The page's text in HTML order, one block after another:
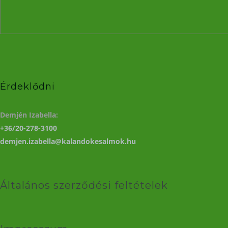
Érdeklődni
Demjén Izabella:
+36/20-278-3100
demjen.izabella@kalandokesalmok.hu
Általános szerződési feltételek